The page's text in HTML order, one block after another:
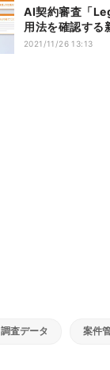
AI契約審査「
用法を確認する
2021/11/26 13:13
調査データ 案件